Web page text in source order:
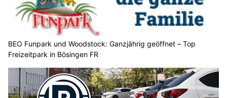
BEO Funpark und Woodstock: Ganzjährig geöffnet – Top
Freizeitpark in Bösingen FR